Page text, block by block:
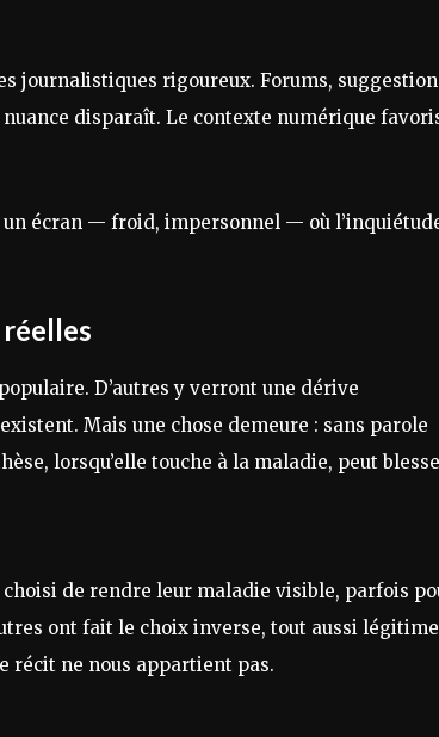
journalistiques rigoureux. Forums,
disparaît. Le contexte numérique
un écran — froid, impersonnel — où
D’autres y verront une dérive
Mais une chose demeure : sans parole
lorsqu’elle touche à la maladie, peut
de rendre leur maladie visible, parfois
ont fait le choix inverse, tout aussi
récit ne nous appartient pas.